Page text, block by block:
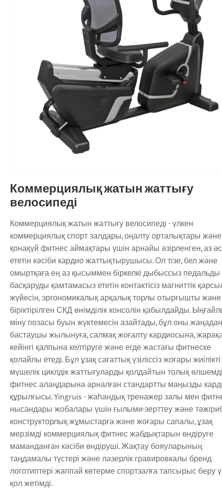
Коммерциялық жатын жаттығу
велосипеді
Коммерциялық жатын жаттығу велосипеді - үлкен
коммерциялық спорт залдары, оңалту орталықтары және
қонақүй фитнес аймақтары үшін арнайы әзірленген, аз
ететін кәсіби кардио жаттықтырушысы. Ол тізе, бел және
омыртқаға ең аз қысыммен біркелкі дыбыссыз педальды
басқаруды қамтамасыз ететін контактісіз магниттік
жүйесін, эргономикалық арқалық торлы отырғышты және
біріктірілген СКД өнімділік консолін қабылдайды.
міну позасы буын жүктемесін азайтады, бұл оны жаңадан
бастаушы жылынуға, салмақ жоғалту кардиосына,
кейінгі қалпына келтіруге және егде жастағы фитнеске
қолайлы етеді. Бұл ұзақ сағаттық үзіліссіз жоғары жиілікті
мүшелік циклдік жаттығуларды қолдайтын толық
фитнес алаңдарына арналған стандартты маңызды
құрылғысы. Yingruis - жаһандық тренажер залы мен
нысандары жобалары үшін ғылыми-зерттеу және
конструкторлық жұмыстарға және жоғары сапалы, ұзақ
мерзімді коммерциялық фитнес жабдықтарын өндіруге
маманданған кәсіби өндіруші. Жақтау бояуларының
таңдамалы түстері және лазерлік гравировкалы бренд
логотиптері жаппай көтерме спортзалға тапсырыс беру
қол жетімді.